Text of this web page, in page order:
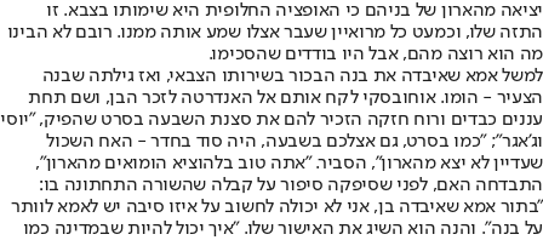
יציאה מהארון של בניהם כי האופציה החלופית היא שימותו בצבא. זו
התזה שלו, וכמעט כל מרואיין שעבר אצלו שמע אותה ממנו. רובם לא הבינו
מה הוא רוצה מהם, אבל היו בודדים שהסכימו.
למשל אמא שאיבדה את בנה הבכור בשירותו הצבאי, ואז גילתה שבנה
הצעיר - הומו. אוחובסקי לקח אותם אל האנדרטה לזכר הבן, ושם תחת
עננים כבדים ורוח חזקה הזכיר להם את סצנת השבעה בסרט שהפיק, "יוסי
וג'אגר"; "כמו בסרט, גם אצלכם בשבעה, היה סוד בחדר - האח השכול
שעדיין לא יצא מהארון", הסביר. "אתה טוב בלהוציא הומואים מהארון",
התבדחה האם, לפני שסיפקה סיפור על קבלה שהשורה התחתונה בו:
"בתור אמא שאיבדה בן, אני לא יכולה לחשוב על איזו סיבה יש לאמא לוותר
על בנה". והנה הוא השיג את האישור שלו. "איך יכול להיות שבמדינה כמו